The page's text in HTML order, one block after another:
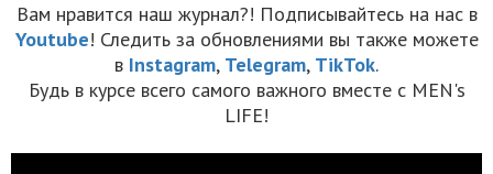
Вам нравится наш журнал?! Подписывайтесь на нас в
Youtube! Следить за обновлениями вы также можете
в Instagram, Telegram, TikTok.
Будь в курсе всего самого важного вместе с MEN's
LIFE!